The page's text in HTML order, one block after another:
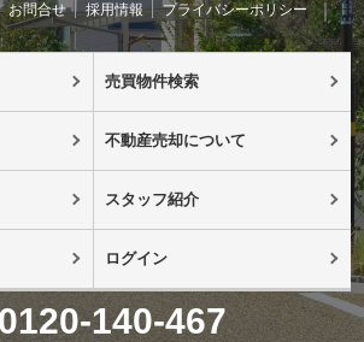
お問合せ 採用情報 プライバシーポリシー
売買物件検索
不動産売却について
スタッフ紹介
ログイン
140-467